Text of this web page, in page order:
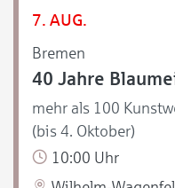
7. AUG.
Bremen
40 Jahre
mehr als 100
(bis 4. Oktober)
10:00 Uhr